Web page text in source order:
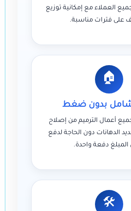
العملاء مع إمكانية توزيع
على فترات مناسبة.
🏠
شامل بدون ضغط
أعمال الترميم من إصلاح
الدهانات دون الحاجة لدفع
المبلغ دفعة واحدة.
🛠